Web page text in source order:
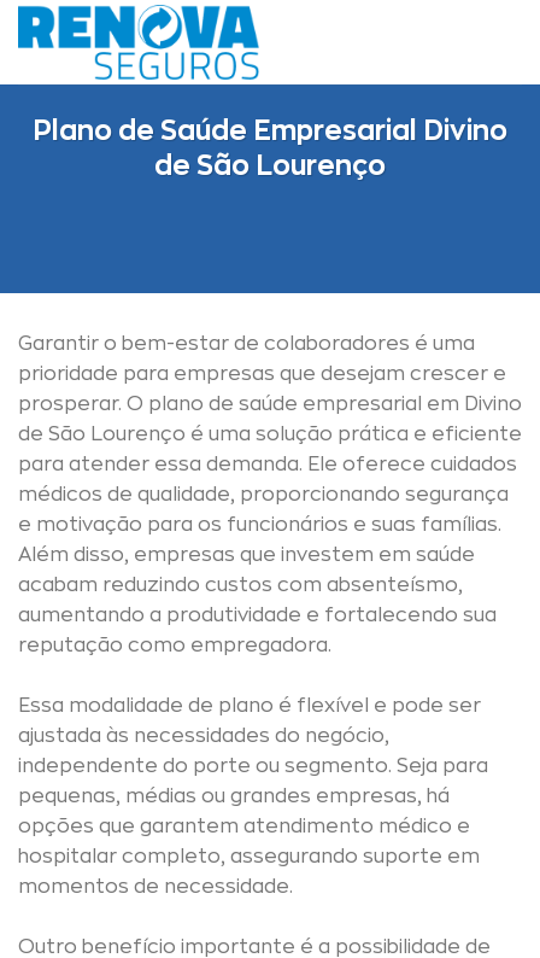
Skip
to
Plano de Saúde Empresarial Divino
de São Lourenço
Garantir o bem-estar de colaboradores é uma
prioridade para empresas que desejam crescer e
prosperar. O plano de saúde empresarial em Divino
de São Lourenço é uma solução prática e eficiente
para atender essa demanda. Ele oferece cuidados
médicos de qualidade, proporcionando segurança
e motivação para os funcionários e suas famílias.
Além disso, empresas que investem em saúde
acabam reduzindo custos com absenteísmo,
aumentando a produtividade e fortalecendo sua
reputação como empregadora.
Essa modalidade de plano é flexível e pode ser
ajustada às necessidades do negócio,
independente do porte ou segmento. Seja para
pequenas, médias ou grandes empresas, há
opções que garantem atendimento médico e
hospitalar completo, assegurando suporte em
momentos de necessidade.
Outro benefício importante é a possibilidade de